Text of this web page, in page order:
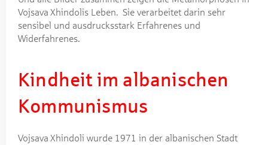
Vojsava Xhindolis Leben. Sie verarbeitet darin sehr
sensibel und ausdrucksstark Erfahrenes und
Widerfahrenes.
Kindheit im albanischen
Kommunismus
Vojsava Xhindoli wurde 1971 in der albanischen Stadt